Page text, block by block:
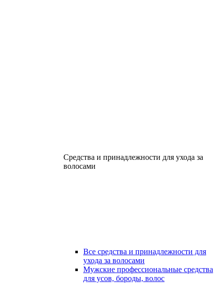
Средства и принадлежности для ухода за
волосами
Все средства и принадлежности для
ухода за волосами
Мужские профессиональные средства
для усов, бороды, волос